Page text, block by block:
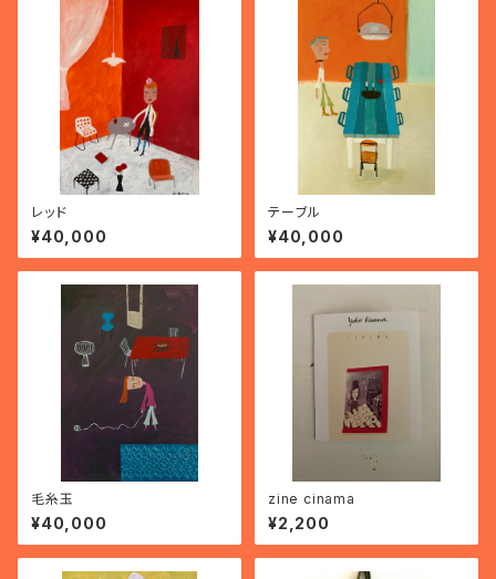
レッド
¥40,000
テーブル
¥40,000
毛糸玉
¥40,000
zine cinama
¥2,200